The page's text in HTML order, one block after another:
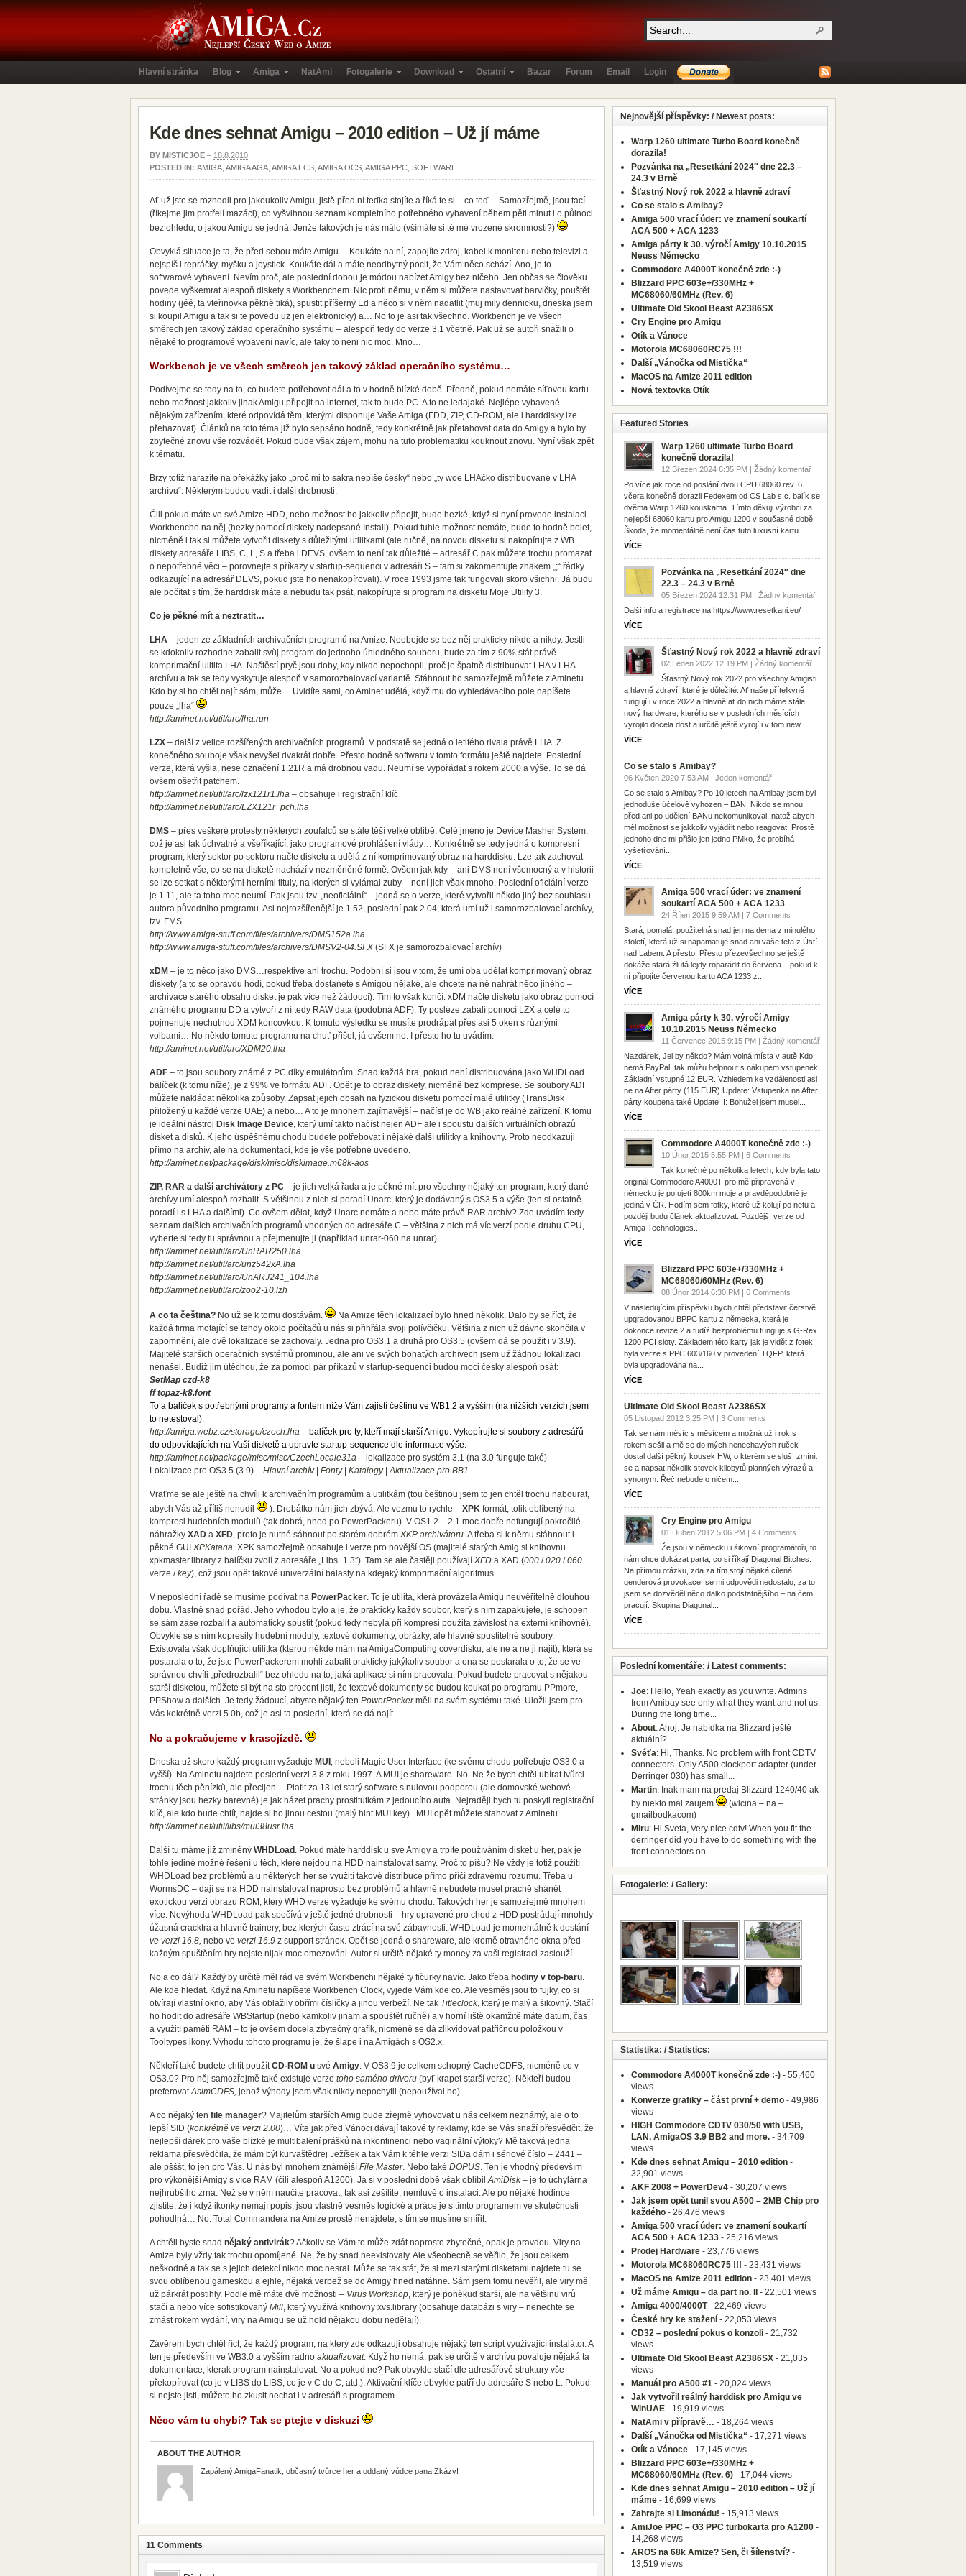
Hlavní stránka Blog Amiga NatAmi Fotogalerie Download Ostatní Bazar Forum Email Login
Kde dnes sehnat Amigu – 2010 edition – Už jí máme
BY MISTICJOE – 18.8.2010
POSTED IN: AMIGA AMIGA AGA AMIGA ECS AMIGA OCS AMIGA PPC SOFTWARE
Ať už jste se rozhodli pro jakoukoliv Amigu, jistě před ní teďka stojíte a říká te si – co teď… Samozřejmě, jsou tací
(říkejme jim protřelí mazáci), co vyšvihnou seznam kompletního potřebného vybavení během pěti minut i o půlnoci
bez ohledu, o jakou Amigu se jedná. Jenže takových je nás málo (všímáte si té mé vrozené skromnosti?)
Obvyklá situace je ta, že před sebou máte Amigu… Koukáte na ní, zapojíte zdroj, kabel k monitoru nebo televizi a
nejspíš i repráčky, myšku a joystick. Koukáte dál a máte neodbytný pocit, že Vám něco schází. Ano, je to
softwarové vybavení. Nevím proč, ale poslední dobou je módou nabízet Amigy bez ničeho. Jen občas se člověku
povede vyškemrat alespoň diskety s Workbenchem. Nic proti němu, v něm si můžete nastavovat barvičky, pouštět
hodiny (jéé, ta vteřinovka pěkně tiká), spustit příšerný Ed a něco si v něm nadatlit (muj mily dennicku, dneska jsem
si koupil Amigu a tak si te povedu uz jen elektronicky) a… No to je asi tak všechno. Workbench je ve všech
směrech jen takový základ operačního systému – alespoň tedy do verze 3.1 včetně. Pak už se autoři snažili o
nějaké to programové vybavení navíc, ale taky to neni nic moc. Mno…
Workbench je ve všech směrech jen takový základ operačního systému…
Podívejme se tedy na to, co budete potřebovat dál a to v hodně blízké době. Předně, pokud nemáte síťovou kartu
nebo možnost jakkoliv jinak Amigu připojit na internet, tak to bude PC. A to ne ledajaké. Nejlépe vybavené
nějakým zařízením, které odpovídá těm, kterými disponuje Vaše Amiga (FDD, ZIP, CD-ROM, ale i harddisky lze
přehazovat). Článků na toto téma již bylo sepsáno hodně, tedy konkrétně jak přetahovat data do Amigy a bylo by
zbytečné znovu vše rozvádět. Pokud bude však zájem, mohu na tuto problematiku kouknout znovu. Nyní však zpět
k tématu.
Brzy totiž narazíte na překážky jako „proč mi to sakra nepíše česky“ nebo „ty woe LHAčko distribuované v LHA
archívu“. Některým budou vadit i další drobnosti.
Čili pokud máte ve své Amize HDD, nebo možnost ho jakkoliv připojit, bude hezké, když si nyní provede instalaci
Workbenche na něj (hezky pomocí diskety nadepsané Install). Pokud tuhle možnost nemáte, bude to hodně bolet,
nicméně i tak si můžete vytvořit diskety s důležitými utilitkami (ale ručně, na novou disketu si nakopírujte z WB
diskety adresáře LIBS, C, L, S a třeba i DEVS, ovšem to není tak důležité – adresář C pak můžete trochu promazat
o nepotřebné věci – porovnejte s příkazy v startup-sequenci v adresáři S – tam si zakomentujte znakem „;“ řádky
odkazující na adresář DEVS, pokud jste ho nenakopírovali). V roce 1993 jsme tak fungovali skoro všichni. Já budu
ale počítat s tím, že harddisk máte a nebudu tak psát, nakopírujte si program na disketu Moje Utility 3.
Co je pěkné mít a neztratit…
LHA – jeden ze základních archivačních programů na Amize. Neobejde se bez něj prakticky nikde a nikdy. Jestli
se kdokoliv rozhodne zabalit svůj program do jednoho úhledného souboru, bude za tím z 90% stát právě
komprimační ulitita LHA. Naštěstí pryč jsou doby, kdy nikdo nepochopil, proč je špatně distribuovat LHA v LHA
archívu a tak se tedy vyskytuje alespoň v samorozbalovací variantě. Stáhnout ho samozřejmě můžete z Aminetu.
Kdo by si ho chtěl najít sám, může… Uvidíte sami, co Aminet udělá, když mu do vyhledávacího pole napíšete
pouze „lha“
http://aminet.net/util/arc/lha.run
LZX – další z velice rozšířených archivačních programů. V podstatě se jedná o letitého rivala právě LHA. Z
konečného souboje však nevyšel dvakrát dobře. Přesto hodně softwaru v tomto formátu ještě najdete. Poslední
verze, která vyšla, nese označení 1.21R a má drobnou vadu. Neumí se vypořádat s rokem 2000 a výše. To se dá
ovšem ošetřit patchem.
http://aminet.net/util/arc/lzx121r1.lha – obsahuje i registrační klíč
http://aminet.net/util/arc/LZX121r_pch.lha
DMS – přes veškeré protesty některých zoufalců se stále těší velké oblibě. Celé jméno je Device Masher System,
což je asi tak úchvatné a všeříkající, jako programové prohlášení vlády… Konkrétně se tedy jedná o kompresní
program, který sektor po sektoru načte disketu a udělá z ní komprimovaný obraz na harddisku. Lze tak zachovat
kompletně vše, co se na disketě nachází v nezměněné formě. Ovšem jak kdy – ani DMS není všemocný a v historii
se lze setkat s některými herními tituly, na kterých si vylámal zuby – není jich však mnoho. Poslední oficiální verze
je 1.11, ale ta toho moc neumí. Pak jsou tzv. „neoficiální“ – jedná se o verze, které vytvořil někdo jiný bez souhlasu
autora původního programu. Asi nejrozšířenější je 1.52, poslední pak 2.04, která umí už i samorozbalovací archívy,
tzv. FMS.
http://www.amiga-stuff.com/files/archivers/DMS152a.lha
http://www.amiga-stuff.com/files/archivers/DMSV2-04.SFX (SFX je samorozbalovací archív)
xDM – je to něco jako DMS…respektive ani trochu. Podobní si jsou v tom, že umí oba udělat komprimovaný obraz
diskety (a to se opravdu hodí, pokud třeba dostanete s Amigou nějaké, ale chcete na ně nahrát něco jiného –
archivace starého obsahu disket je pak více než žádoucí). Tím to však končí. xDM načte disketu jako obraz pomocí
známého programu DD a vytvoří z ní tedy RAW data (podobná ADF). Ty posléze zabalí pomocí LZX a celé to
pojmenuje nechutnou XDM koncovkou. K tomuto výsledku se musíte prodrápat přes asi 5 oken s různými
volbami… No někdo tomuto programu na chuť přišel, já ovšem ne. I přesto ho tu uvádím.
http://aminet.net/util/arc/XDM20.lha
ADF – to jsou soubory známé z PC díky emulátorům. Snad každá hra, pokud není distribuována jako WHDLoad
balíček (k tomu níže), je z 99% ve formátu ADF. Opět je to obraz diskety, nicméně bez komprese. Se soubory ADF
můžete nakládat několika způsoby. Zapsat jejich obsah na fyzickou disketu pomocí malé utilitky (TransDisk
přiložený u každé verze UAE) a nebo… A to je mnohem zajímavější – načíst je do WB jako reálné zařízení. K tomu
je ideální nástroj Disk Image Device, který umí takto načíst nejen ADF ale i spoustu dalších virtuálních obrazů
disket a disků. K jeho úspěšnému chodu budete potřebovat i nějaké další utilitky a knihovny. Proto neodkazuji
přímo na archív, ale na dokumentaci, kde je vše potřebné uvedeno.
http://aminet.net/package/disk/misc/diskimage.m68k-aos
ZIP, RAR a další archivátory z PC – je jich velká řada a je pěkné mít pro všechny nějaký ten program, který dané
archívy umí alespoň rozbalit. S většinou z nich si poradí Unarc, který je dodávaný s OS3.5 a výše (ten si ostatně
poradí i s LHA a dalšími). Co ovšem dělat, když Unarc nemáte a nebo máte právě RAR archív? Zde uvádím tedy
seznam dalších archivačních programů vhodných do adresáře C – většina z nich má víc verzí podle druhu CPU,
vyberte si tedy tu správnou a přejmenujte ji (například unrar-060 na unrar).
http://aminet.net/util/arc/UnRAR250.lha
http://aminet.net/util/arc/unz542xA.lha
http://aminet.net/util/arc/UnARJ241_104.lha
http://aminet.net/util/arc/zoo2-10.lzh
A co ta čeština? No už se k tomu dostávám.
Na Amize těch lokalizací bylo hned několik. Dalo by se říct, že
každá firma motající se tehdy okolo počítačů u nás si přihřála svoji polívčičku. Většina z nich už dávno skončila v
zapomnění, ale dvě lokalizace se zachovaly. Jedna pro OS3.1 a druhá pro OS3.5 (ovšem dá se použít i v 3.9).
Majitelé starších operačních systémů prominou, ale ani ve svých bohatých archívech jsem už žádnou lokalizaci
nenašel. Budiž jim útěchou, že za pomoci pár příkazů v startup-sequenci budou moci česky alespoň psát:
SetMap czd-k8
ff topaz-k8.font
To a balíček s potřebnými programy a fontem níže Vám zajistí češtinu ve WB1.2 a vyšším (na nižších verzích jsem
to netestoval).
http://amiga.webz.cz/storage/czech.lha – balíček pro ty, kteří mají starší Amigu. Vykopírujte si soubory z adresářů
do odpovídajících na Vaší disketě a upravte startup-sequence dle informace výše.
http://aminet.net/package/misc/misc/CzechLocale31a – lokalizace pro systém 3.1 (na 3.0 funguje také)
Lokalizace pro OS3.5 (3.9) – Hlavní archív| Fonty| Katalogy|Aktualizace pro BB1
Vraťme se ale ještě na chvíli k archivačním programům a utilitkám (tou češtinou jsem to jen chtěl trochu nabourat,
abych Vás až příliš nenudil
). Drobátko nám jich zbývá. Ale vezmu to rychle – XPK formát, tolik oblíbený na
kompresi hudebních modulů (tak dobrá, hned po PowerPackeru). V OS1.2 – 2.1 moc dobře nefungují pokročilé
náhražky XAD a XFD, proto je nutné sáhnout po starém dobrém XKP archivátoru. A třeba si k němu stáhnout i
pěkné GUI XPKatana. XPK samozřejmě obsahuje i verze pro novější OS (majitelé starých Amig si knihovnu
xpkmaster.library z balíčku zvolí z adresáře „Libs_1.3″). Tam se ale častěji používají XFD a XAD (000 /020 /060
verze /key), což jsou opět takové univerzální balasty na kdejaký komprimační algoritmus.
V neposlední řadě se musíme podívat na PowerPacker. To je utilita, která provázela Amigu neuvěřitelně dlouhou
dobu. Vlastně snad pořád. Jeho výhodou bylo a je, že prakticky každý soubor, který s ním zapakujete, je schopen
se sám zase rozbalit a automaticky spustit (pokud tedy nebyla při kompresi použita závislost na externí knihovně).
Obvykle se s ním kopresily hudební moduly, textové dokumenty, obrázky, ale hlavně spustitelné soubory.
Existovala však doplňující utilitka (kterou někde mám na AmigaComputing coverdisku, ale ne a ne ji najít), která se
postarala o to, že jste PowerPackerem mohli zabalit prakticky jakýkoliv soubor a ona se postarala o to, že se ve
správnou chvíli „předrozbalil“ bez ohledu na to, jaká aplikace si ním pracovala. Pokud budete pracovat s nějakou
starší disketou, můžete si být na sto procent jisti, že textové dokumenty se budou koukat po programu PPmore,
PPShow a dalších. Je tedy žádoucí, abyste nějaký ten PowerPackerměli na svém systému také. Uložil jsem pro
Vás kokrétně verzi 5.0b, což je asi ta poslední, která se dá najít.
No a pokračujeme v krasojízdě.
Dneska už skoro každý program vyžaduje MUI , neboli Magic User Interface (ke svému chodu potřebuje OS3.0 a
vyšší). Na Aminetu najdete poslední verzi 3.8 z roku 1997. A MUI je shareware. No. Ne že bych chtěl ubírat tvůrci
trochu těch pěnízků, ale přecijen… Platit za 13 let starý software s nulovou podporou (ale domovské webové
stránky jsou hezky barevné) je jak házet prachy prostitutkám z jedoucího auta. Nejraději bych tu poskytl registrační
klíč, ale kdo bude chtít, najde si ho jinou cestou (malý hint MUI.key) . MUI opět můžete stahovat z Aminetu.
http://aminet.net/util/libs/mui38usr.lha
Další tu máme již zmíněný WHDLoad . Pokud máte harddisk u své Amigy a trpíte používáním disket u her, pak je
tohle jediné možné řešení u těch, které nejdou na HDD nainstalovat samy. Proč to píšu? Ne vždy je totiž použití
WHDLoad bez problémů a u některých her se využití takové distribuce přímo příčí zdravému rozumu. Třeba u
WormsDC – dají se na HDD nainstalovat naprosto bez problémů a hlavně nebudete muset pracně shánět
exotickou verzi obrazu ROM, který WHD verze vyžaduje ke svému chodu. Takových her je samozřejmě mnohem
více. Nevýhoda WHDLoad pak spočívá v ještě jedné drobnosti – hry upravené pro chod z HDD postrádají mnohdy
úžasná cracktra a hlavně trainery, bez kterých často ztrácí na své zábavnosti. WHDLoad je momentálně k dostání
ve verzi 16.8, nebo ve verzi 16.9 z support stránek. Opět se jedná o shareware, ale kromě otravného okna před
každým spuštěním hry nejste nijak moc omezováni. Autor si určitě nějaké ty money za vaši registraci zaslouží.
No a co dál? Každý by určitě měl rád ve svém Workbenchi nějaké ty fičurky navíc. Jako třeba hodiny v top-baru.
Ale kde hledat. Když na Aminetu napíšete Workbench Clock, vyjede Vám kde co. Ale vesměs jsou to fujky, co si
otvírají vlastní okno, aby Vás oblažily obřími číslíčky a jinou verbeží. Ne tak Titleclock, který je malý a šikovný. Stačí
ho hodit do adresáře WBStartup (nebo kamkoliv jinam a spouštět ručně) a v horní liště okamžitě máte datum, čas
a využití paměti RAM – to je ovšem docela zbytečný grafík, nicméně se dá zlikvidovat patřičnou položkou v
Tooltypes ikony. Výhodu tohoto programu je, že šlape i na Amigách s OS2.x.
Někteří také budete chtít použítCD-ROM u své Amigy. V OS3.9 je celkem schopný CacheCDFS, nicméně co v
OS3.0? Pro něj samozřejmě také existuje verze toho samého driveru (byť krapet starší verze). Někteří budou
preferovatAsimCDFS, jehož výhody jsem však nikdy nepochytil (nepoužíval ho).
A co nějaký ten file manager? Majitelům starších Amig bude zřejmě vyhovovat u nás celkem neznámý, ale o to
lepší SID (konkrétně ve verzi 2.00)… Víte jak před Vánoci dávají takové ty reklamy, kde se Vás snaží přesvědčit, že
nejlepší dárek pro vaše blízké je multibalení prášků na inkontinenci nebo vaginální výtoky? Mě taková jedna
reklama přesvědčila, že mám být kurvaštědrej Ježíšek a tak Vám k téhle verzi SIDa dám i sériové číslo – 2441 –
ale pšššt, to jen pro Vás. U nás byl mnohem známější File Master. Nebo také DOPUS. Ten je vhodný především
pro výkonější Amigy s více RAM (čili alespoň A1200). Já si v poslední době však oblíbilAmiDisk– je to úchylárna
nejhrubšího zrna. Než se v něm naučíte pracovat, tak asi zešílíte, nemluvě o instalaci. Ale po nějaké hodince
zjistíte, že i když ikonky nemají popis, jsou vlastně vesměs logické a práce je s tímto programem ve skutečnosti
pohodlná… No. Total Commandera na Amize prostě nenajdete, s tím se musíme smířit.
A chtěli byste snad nějaký antivirák? Ačkoliv se Vám to může zdát naprosto zbytečné, opak je pravdou. Viry na
Amize byly vždy tak trochu opomíjené. Ne, že by snad neexistovaly. Ale všeobecně se věřilo, že jsou celkem
neškodné a tak se s jejich detekcí nikdo moc nesral. Může se tak stát, že si mezi starými disketami najdete tu se
svou oblíbenou gameskou a ejhle, nějaká verbež se do Amigy hned natáhne. Sám jsem tomu nevěřil, ale viry mě
už párkrát postihly. Podle mě máte dvě možnosti – Virus Workshop, který je poněkud starší, ale na většinu virů
stačí a nebo více sofistikovaný Mill, který využívá knihovny xvs.library (obsahuje databázi s viry – nenechte se
zmást rokem vydání, viry na Amigu se už hold nějakou dobu nedělají).
Závěrem bych chtěl říct, že každý program, na který zde odkazuji obsahuje nějaký ten script využívající instalátor. A
ten je především ve WB3.0 a vyšším radno aktualizovat. Když ho nemá, pak se určitě v archívu povaluje nějaká ta
dokumentace, kterak program nainstalovat. No a pokud ne? Pak obvykle stačí dle adresářové struktury vše
překopírovat (co je v LIBS do LIBS, co je v C do C, atd.). Aktivační klíče obvykle patří do adresáře S nebo L. Pokud
si nejste jisti, můžete ho zkusit nechat i v adresáři s programem.
Něco vám tu chybí? Tak se ptejte v diskuzi
ABOUT THE AUTHOR
Zapálený AmigaFanatik, občasný tvůrce her a oddaný vůdce pana Zkázy!
11 Comments
Nejnovější příspěvky: / Newest posts:
Warp 1260 ultimate Turbo Board konečně
dorazila!
Pozvánka na „Resetkání 2024″ dne 22.3 –
24.3 v Brně
Šťastný Nový rok 2022 a hlavně zdraví
Co se stalo s Amibay?
Amiga 500 vrací úder: ve znamení soukartí
ACA 500 + ACA 1233
Amiga párty k 30. výročí Amigy 10.10.2015
Neuss Německo
Commodore A4000T konečně zde :-)
Blizzard PPC 603e+/330MHz +
MC68060/60MHz (Rev. 6)
Ultimate Old Skool Beast A2386SX
Cry Engine pro Amigu
Otík a Vánoce
Motorola MC68060RC75 !!!
Další „Vánočka od Mistička“
MacOS na Amize 2011 edition
Nová textovka Otík
Featured Stories
Warp 1260 ultimate Turbo Board
konečně dorazila!
12 Březen 2024 6:35 PM | Žádný komentář
Po více jak roce od poslání dvou CPU 68060 rev. 6
včera konečně dorazil Fedexem od CS Lab s.c. balík se
dvěma Warp 1260 kouskama. Tímto děkuji výrobci za
nejlepší 68060 kartu pro Amigu 1200 v současné době.
Škoda, že momentálně není čas tuto luxusní kartu...
VÍCE
Pozvánka na „Resetkání 2024″ dne
22.3 – 24.3 v Brně
05 Březen 2024 12:31 PM | Žádný komentář
Další info a registrace na https://www.resetkani.eu/
VÍCE
Šťastný Nový rok 2022 a hlavně zdraví
02 Leden 2022 12:19 PM | Žádný komentář
Šťastný Nový rok 2022 pro všechny Amigisti
a hlavně zdraví, které je důležité. Ať naše přítelkyně
fungují i v roce 2022 a hlavně ať do nich máme stále
nový hardware, kterého se v posledních měsících
vyrojilo docela dost a určitě ještě vyrojí i v tom new...
VÍCE
Co se stalo s Amibay?
06 Květen 2020 7:53 AM | Jeden komentář
Co se stalo s Amibay? Po 10 letech na Amibay jsem byl
jednoduše účelově vyhozen – BAN! Nikdo se mnou
před ani po udělení BANu nekomunikoval, natož abych
měl možnost se jakkoliv vyjádřit nebo reagovat. Prostě
jednoho dne mi přišlo jen jedno PMko, že probíhá
vyšetřování...
VÍCE
Amiga 500 vrací úder: ve znamení
soukartí ACA 500 + ACA 1233
24 Říjen 2015 9:59 AM | 7 Comments
Stará, pomalá, použitelná snad jen na dema z minulého
století, která už si napamatuje snad ani vaše teta z Ústí
nad Labem. A přesto. Přesto přezevšechno se ještě
dokáže stará žlutá lejdy roparádit do červena – pokud k
ní připojíte červenou kartu ACA 1233 z...
VÍCE
Amiga párty k 30. výročí Amigy
10.10.2015 Neuss Německo
11 Červenec 2015 9:15 PM | Žádný komentář
Nazdárek, Jel by někdo? Mám volná místa v autě Kdo
nemá PayPal, tak můžu helpnout s nákupem vstupenek.
Základní vstupné 12 EUR. Vzhledem ke vzdálenosti asi
ne na After párty (115 EUR) Update: Vstupenka na After
párty koupena také Update II: Bohužel jsem musel...
VÍCE
Commodore A4000T konečně zde :-)
10 Únor 2015 5:55 PM | 6 Comments
Tak konečně po několika letech, kdy byla tato
originál Commodore A4000T pro mě připravená v
německu je po ujetí 800km moje a pravděpodobně je
jediná v ČR. Hodím sem fotky, které už kolují po netu a
později budu článek aktualizovat. Pozdější verze od
Amiga Technologies...
VÍCE
Blizzard PPC 603e+/330MHz +
MC68060/60MHz (Rev. 6)
08 Únor 2014 6:30 PM | 6 Comments
V následujícím příspěvku bych chtěl představit čerstvě
upgradovanou BPPC kartu z německa, která je
dokonce revize 2 a tudíž bezproblému funguje s G-Rex
1200 PCI sloty. Základem této karty jak je vidět z fotek
byla verze s PPC 603/160 v provedení TQFP, která
byla upgradována na...
VÍCE
Ultimate Old Skool Beast A2386SX
05 Listopad 2012 3:25 PM | 3 Comments
Tak se nám měsíc s měsícem a možná už i rok s
rokem sešli a mě se do mých nenechavých ruček
dostal další pěkný kousek HW, o kterém se sluší zmínit
se a napsat několik stovek kilobytů planných výrazů a
synonym. Řeč nebude o ničem...
VÍCE
Cry Engine pro Amigu
01 Duben 2012 5:06 PM | 4 Comments
Že jsou v německu i šikovní programátoři, to
nám chce dokázat parta, co si říkají Diagonal Bitches.
Na přímou otázku, zda za tím stojí nějaká cílená
genderová provokace, se mi odpovědi nedostalo, za to
jsem se dozvěděl něco dalko podstatnějšího – na čem
pracují. Skupina Diagonal...
VÍCE
Poslední komentáře: / Latest comments:
Joe: Hello, Yeah exactly as you write. Admins
from Amibay see only what they want and not us.
During the long time...
About: Ahoj. Je nabídka na Blizzard ještě
aktuální?
Svéťa: Hi, Thanks. No problem with front CDTV
connectors. Only A500 clockport adapter (under
Derringer 030) has small...
Martin: Inak mam na predaj Blizzard 1240/40 ak
by niekto mal zaujem
(wlcina – na –
gmailbodkacom)
Miru: Hi Sveta, Very nice cdtv! When you fit the
derringer did you have to do something with the
front connectors on...
Fotogalerie: / Gallery:
Statistika: / Statistics:
Commodore A4000T konečně zde :-) - 55,460
views
Konverze grafiky – část první + demo - 49,986
views
HIGH Commodore CDTV 030/50 with USB,
LAN, AmigaOS 3.9 BB2 and more. - 34,709
views
Kde dnes sehnat Amigu – 2010 edition -
32,901 views
AKF 2008 + PowerDev4 - 30,207 views
Jak jsem opět tunil svou A500 – 2MB Chip pro
každého - 26,476 views
Amiga 500 vrací úder: ve znamení soukartí
ACA 500 + ACA 1233 - 25,216 views
Prodej Hardware - 23,776 views
Motorola MC68060RC75 !!! - 23,431 views
MacOS na Amize 2011 edition - 23,401 views
Už máme Amigu – da part no. II
- 22,501 views
Amiga 4000/4000T- 22,469 views
České hry ke stažení - 22,053 views
CD32 – poslední pokus o konzoli - 21,732
views
Ultimate Old Skool Beast A2386SX - 21,035
views
Manuál pro A500 #1 - 20,024 views
Jak vytvořil reálný harddisk pro Amigu ve
WinUAE - 19,919 views
NatAmi v přípravě… - 18,264 views
Další „Vánočka od Mistička“ - 17,271 views
Otík a Vánoce - 17,145 views
Blizzard PPC 603e+/330MHz +
MC68060/60MHz (Rev. 6) - 17,044 views
Kde dnes sehnat Amigu – 2010 edition – Už jí
máme - 16,699 views
Zahrajte si Limonádu! - 15,913 views
AmiJoe PPC – G3 PPC turbokarta pro A1200 -
14,268 views
AROS na 68k Amize? Sen, či šílenství? -
13,519 views